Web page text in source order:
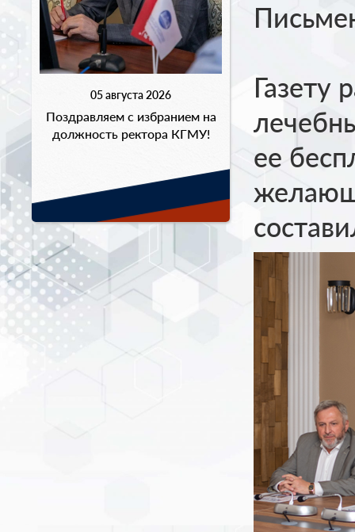
05 августа 2026
Поздравляем с избранием на
должность ректора КГМУ!
Газету
ее